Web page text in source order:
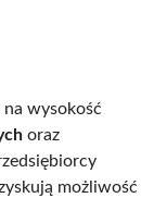
na wysokość
oraz
możliwość